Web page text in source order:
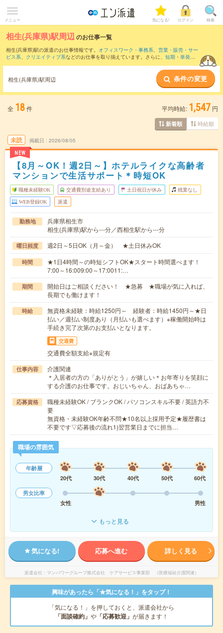
メニュー 気になる! ログイン 検索
相生(兵庫県)駅周辺のお仕事一覧
相生(兵庫県)駅の派遣のお仕事情報です。 オフィスワーク・事務系、 営業・販売・サー
ビス系、 クリエイティブ系などのお仕事を取り揃えています。さらに、 短期 ・ 単発な
また、 網干駅・本竜野駅
など近隣駅のお仕事もご
確認いただけます。
相生(兵庫県)駅周辺 条件の変更
全 18件 平均時給: 1,547 円
新着順 時給順
未読
NEW
掲載日 2026/08/05
【8月～OK！週2日～】ホテルライクな高齢者
マンションで生活サポート＊時短OK
職種未経験OK 交通費別途支給あり 土日祝日が休み 残業なし
WEB登録OK 派遣
勤務地
兵庫県相生市
相生(兵庫県)駅から---分／西相生駅から---分
曜日頻度 週2日～5日OK（月～金） ★土日休みOK
時間
★1日4時間～の時短シフトOK★スタート時間選べます！
7:00～16:009:00～17:0011:…
期間
開始日はご相談ください！ ★急募 ★職場が気に入れば、
長期でも働けます！
時給
無資格未経験：時給1250円～ 経験者：時給1450円～★日
払い／週払い制度あり（月払いも選べます）※稼働開始時は
手続き完了次第のお支払いとなります。
交通費
交通費全額支給※規定有
仕事内容
介護関連
＊入居者の方の「ありがとう」が嬉しい＊お年寄りを笑顔に
する介護のお仕事です。おじいちゃん、おばあちゃ…
応募資格
職種未経験OK / ブランクOK / パソコンスキル不要 / 英語力不
要
無資格・未経験OK年齢不問★10名以上採用予定★履歴書は
不要です▽応募後の流れ1)翌営業日までに担当…
職場の雰囲気
年齢層
20代
30代 40代 50代
60代
男女比率
女性
男性
もっと見る
気になる! 応募へ進む 詳しく見る
派遣会社 マンパワーグループ株式会社 ケアサービス事業部 （医療福祉介護関連）
興味があったら「★気になる！」をタップ！
「気になる！」を押しておくと、派遣会社から
「面談確約」 や 「応募歓迎」 が届きます！